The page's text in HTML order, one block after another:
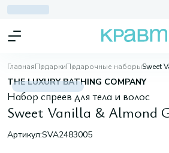
ГлавнаяПодаркиПодарочные наборыSweet
THE LUXURY BATHING COMPANY
Набор спреев для тела и волос
Sweet Vanilla & Almond
Артикул:SVA2483005